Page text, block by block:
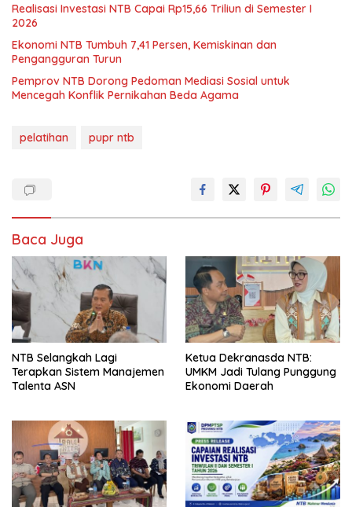
Realisasi Investasi NTB Capai Rp15,66 Triliun di Semester I
2026
Ekonomi NTB Tumbuh 7,41 Persen, Kemiskinan dan
Pengangguran Turun
Pemprov NTB Dorong Pedoman Mediasi Sosial untuk
Mencegah Konflik Pernikahan Beda Agama
pelatihan pupr ntb
Baca Juga
NTB Selangkah Lagi
Terapkan Sistem Manajemen
Talenta ASN
Ketua Dekranasda NTB:
UMKM Jadi Tulang Punggung
Ekonomi Daerah